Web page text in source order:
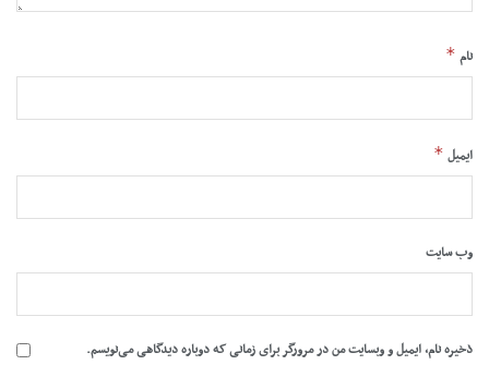
نام *
ایمیل *
وب‌ سایت
ذخیره نام، ایمیل و وبسایت من در مرورگر برای زمانی که دوباره دیدگاهی می‌نویسم.